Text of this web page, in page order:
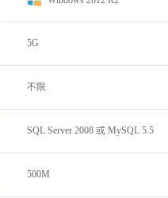
5G
不限
SQL Server 2008 或 MySQL 5.5
500M